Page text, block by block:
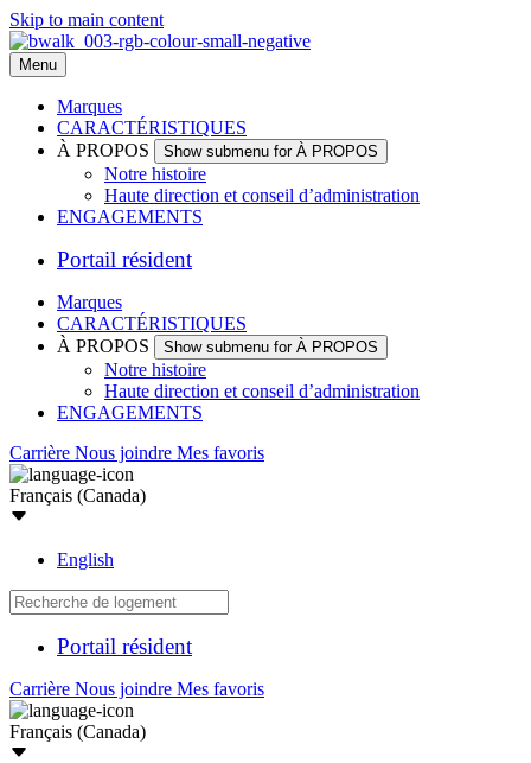
Skip to main content
Menu
Marques
CARACTÉRISTIQUES
À PROPOS
Show submenu for À PROPOS
Notre histoire
Haute direction et conseil d’administration
ENGAGEMENTS
Portail résident
Marques
CARACTÉRISTIQUES
À PROPOS
Show submenu for À PROPOS
Notre histoire
Haute direction et conseil d’administration
ENGAGEMENTS
Carrière Nous joindre Mes favoris
Français (Canada)
English
Portail résident
Carrière Nous joindre Mes favoris
Français (Canada)